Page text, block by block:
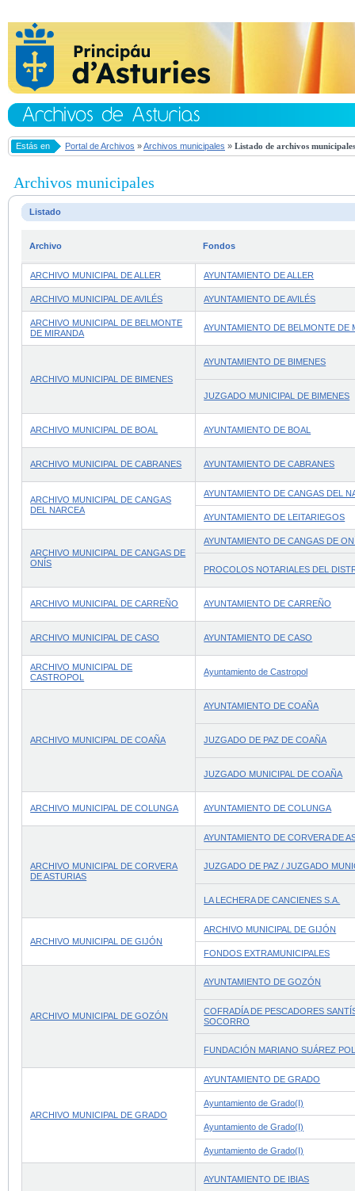
Estás en Portal de Archivos »Archivos municipales » Listado de archivos municipales
Archivos municipales
Listado
Archivo Fondos
ARCHIVO MUNICIPAL DE ALLER AYUNTAMIENTO DE ALLER
ARCHIVO MUNICIPAL DE AVILÉS AYUNTAMIENTO DE AVILÉS
ARCHIVO MUNICIPAL DE BELMONTE
DE MIRANDA
AYUNTAMIENTO DE BELMONTE DE
ARCHIVO MUNICIPAL DE BIMENES
AYUNTAMIENTO DE BIMENES
JUZGADO MUNICIPAL DE BIMENES
ARCHIVO MUNICIPAL DE BOAL AYUNTAMIENTO DE BOAL
ARCHIVO MUNICIPAL DE CABRANES AYUNTAMIENTO DE CABRANES
ARCHIVO MUNICIPAL DE CANGAS
DEL NARCEA
AYUNTAMIENTO DE CANGAS DEL
AYUNTAMIENTO DE LEITARIEGOS
ARCHIVO MUNICIPAL DE CANGAS DE
ONÍS
AYUNTAMIENTO DE CANGAS DE
PROCOLOS NOTARIALES DEL
ARCHIVO MUNICIPAL DE CARREÑO AYUNTAMIENTO DE CARREÑO
ARCHIVO MUNICIPAL DE CASO AYUNTAMIENTO DE CASO
ARCHIVO MUNICIPAL DE
CASTROPOL
Ayuntamiento de Castropol
ARCHIVO MUNICIPAL DE COAÑA
AYUNTAMIENTO DE COAÑA
JUZGADO DE PAZ DE COAÑA
JUZGADO MUNICIPAL DE COAÑA
ARCHIVO MUNICIPAL DE COLUNGA AYUNTAMIENTO DE COLUNGA
ARCHIVO MUNICIPAL DE CORVERA
DE ASTURIAS
AYUNTAMIENTO DE CORVERA DE
JUZGADO DE PAZ / JUZGADO
LA LECHERA DE CANCIENES S.A.
ARCHIVO MUNICIPAL DE GIJÓN
ARCHIVO MUNICIPAL DE GIJÓN
FONDOS EXTRAMUNICIPALES
ARCHIVO MUNICIPAL DE GOZÓN
AYUNTAMIENTO DE GOZÓN
COFRADÍA DE PESCADORES
SOCORRO
FUNDACIÓN MARIANO SUÁREZ
ARCHIVO MUNICIPAL DE GRADO
AYUNTAMIENTO DE GRADO
Ayuntamiento de Grado(I)
Ayuntamiento de Grado(I)
Ayuntamiento de Grado(I)
AYUNTAMIENTO DE IBIAS